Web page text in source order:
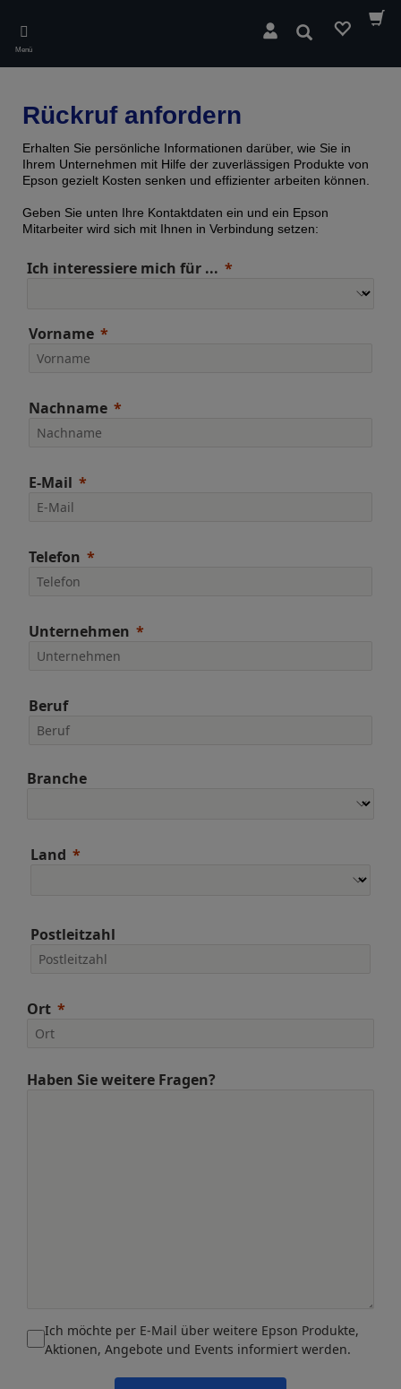
main
content
Menü
Suchen
Rückruf anfordern
Erhalten Sie persönliche Informationen darüber, wie Sie in
Ihrem Unternehmen mit Hilfe der zuverlässigen Produkte von
Epson gezielt Kosten senken und effizienter arbeiten können.
Geben Sie unten Ihre Kontaktdaten ein und ein Epson
Mitarbeiter wird sich mit Ihnen in Verbindung setzen:
Ich interessiere mich für ...
Vorname
Nachname
E-Mail
Telefon
Unternehmen
Beruf
Branche
Land
Postleitzahl
Ort
Haben Sie weitere Fragen?
Ich möchte per E-Mail über weitere Epson Produkte,
Aktionen, Angebote und Events informiert werden.